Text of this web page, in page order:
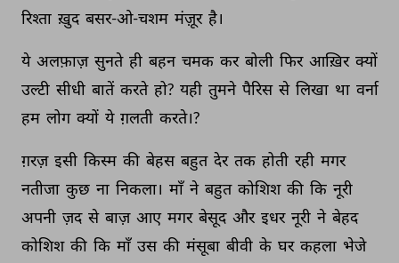
रिश्ता ख़ुद बसर-ओ-चशम मंज़ूर है।
ये अलफ़ाज़ सुनते ही बहन चमक कर बोली फिर आख़िर क्यों
उल्टी सीधी बातें करते हो? यही तुमने पैरिस से लिखा था वर्ना
हम लोग क्यों ये ग़लती करते।?
ग़रज़ इसी किस्म की बेहस बहुत देर तक होती रही मगर
नतीजा कुछ ना निकला। माँ ने बहुत कोशिश की कि नूरी
अपनी ज़द से बाज़ आए मगर बेसूद और इधर नूरी ने बेहद
कोशिश की कि माँ उस की मंसूबा बीवी के घर कहला भेजे